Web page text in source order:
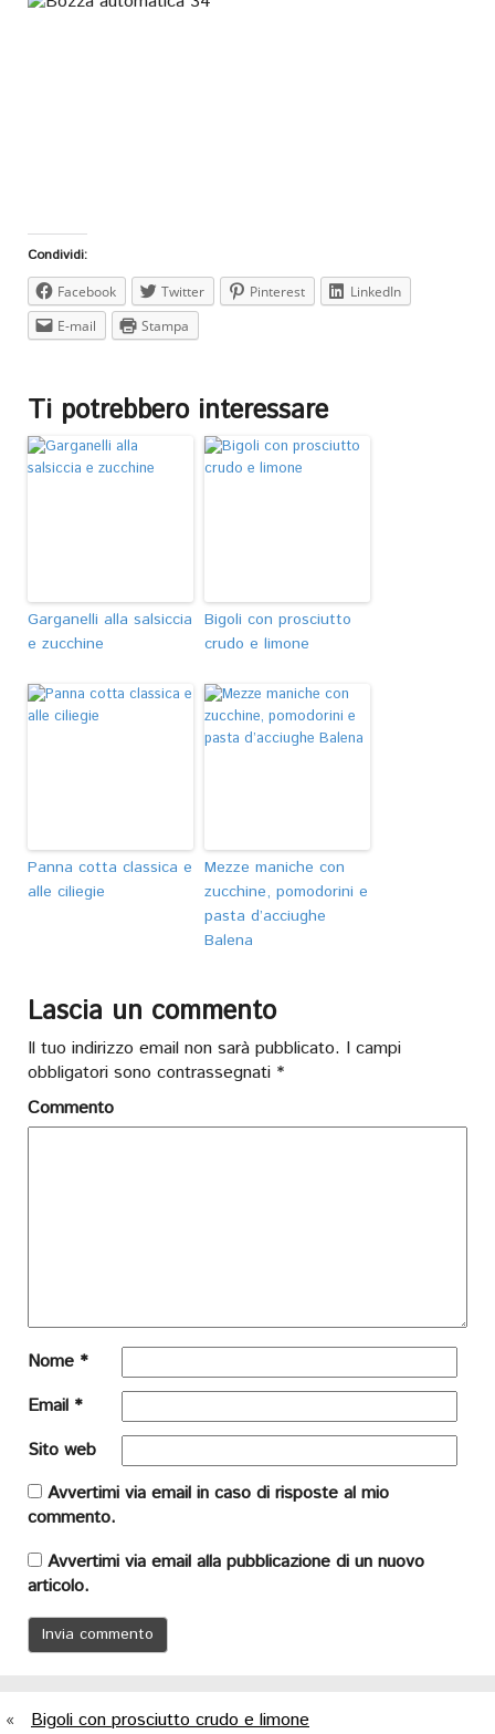
Condividi:
Facebook
Twitter Pinterest
LinkedIn
E-mail
Stampa
Ti potrebbero interessare
Garganelli alla salsiccia
e zucchine
Bigoli con prosciutto
crudo e limone
Panna cotta classica e
alle ciliegie
Mezze maniche con
zucchine, pomodorini e
pasta d’acciughe
Balena
Lascia un commento
Il tuo indirizzo email non sarà pubblicato. I campi
obbligatori sono contrassegnati *
Commento
Nome *
Email *
Sito web
Avvertimi via email in caso di risposte al mio
commento.
Avvertimi via email alla pubblicazione di un nuovo
articolo.
«
Bigoli con prosciutto crudo e limone